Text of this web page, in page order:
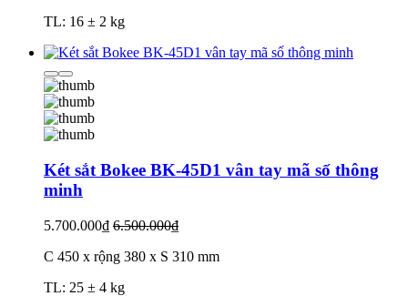
TL: 16 ± 2 kg
Két sắt Bokee BK-45D1 vân tay mã số thông
minh
5.700.000₫ 6.500.000₫
C 450 x rộng 380 x S 310 mm
TL: 25 ± 4 kg